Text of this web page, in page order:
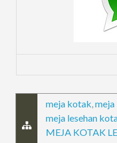
meja kotak ,meja
meja lesehan
MEJA KOTAK